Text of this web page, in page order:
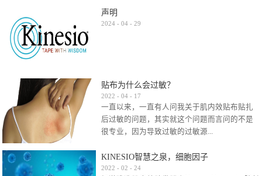
声明
2024 - 04 - 29
贴布为什么会过敏？
2022 - 04 - 17
一直以来，一直有人问我关于肌内效贴布贴扎
后过敏的问题，其实就这个问题而言问的不是
很专业，因为导致过敏的过敏源...
很多，比如试穿件衣服有时都会过敏，特定条
KINESIO智慧之泉，细胞因子
2022 - 02 - 24